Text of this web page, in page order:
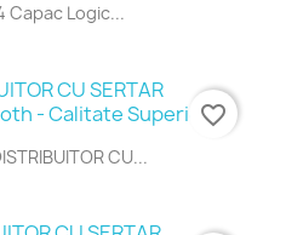
Capac Logic...
CU...
favorite_border